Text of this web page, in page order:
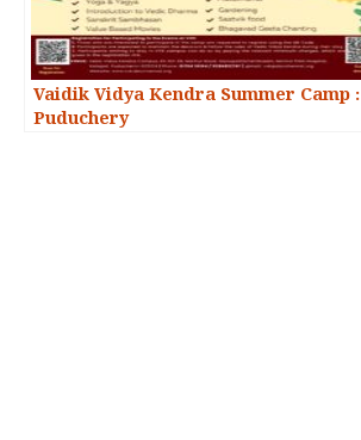
Vaidik Vidya Kendra Summer Camp :
Puduchery